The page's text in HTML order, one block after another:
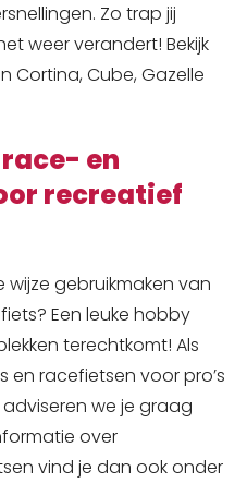
Zo trap jij
weer verandert! Bekijk
Cortina, Cube, Gazelle
en
recreatief
gebruikmaken van
Een leuke hobby
terechtkomt! Als
en racefietsen voor pro’s
we je graag
over
vind je dan ook onder